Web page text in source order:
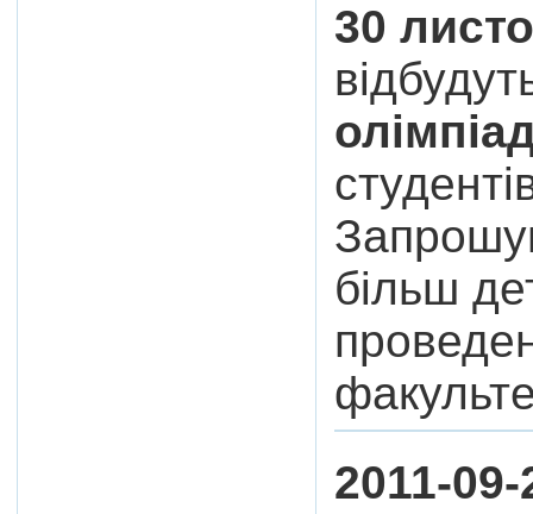
30
більш
2011-09-